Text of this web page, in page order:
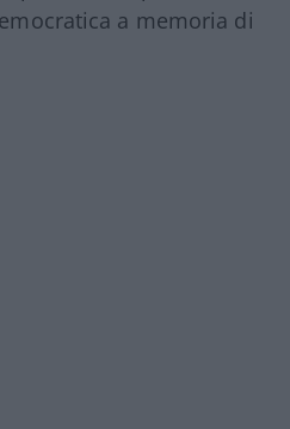
a memoria di